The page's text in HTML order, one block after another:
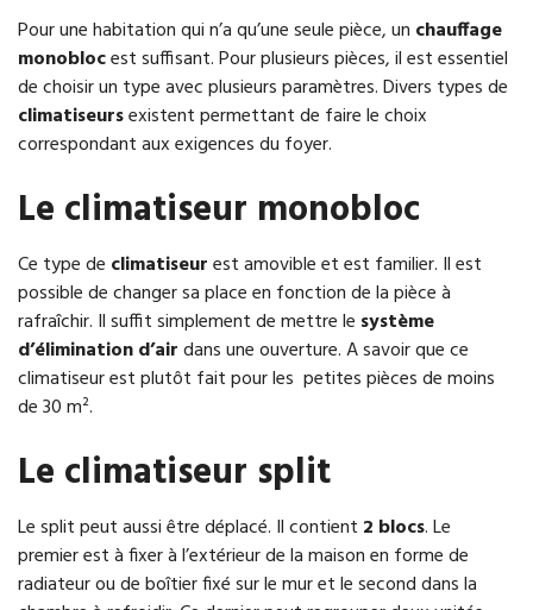
Pour une habitation qui n’a qu’une seule pièce, un chauffage
monoblocest suffisant. Pour plusieurs pièces, il est essentiel
de choisir un type avec plusieurs paramètres. Divers types de
climatiseursexistent permettant de faire le choix
correspondant aux exigences du foyer.
Le climatiseur monobloc
Ce type de climatiseurest amovible et est familier. Il est
possible de changer sa place en fonction de la pièce à
rafraîchir. Il suffit simplement de mettre le système
d’élimination d’airdans une ouverture. A savoir que ce
climatiseur est plutôt fait pour les petites pièces de moins
de 30 m².
Le climatiseur split
Le split peut aussi être déplacé. Il contient 2 blocs. Le
premier est à fixer à l’extérieur de la maison en forme de
radiateur ou de boîtier fixé sur le mur et le second dans la